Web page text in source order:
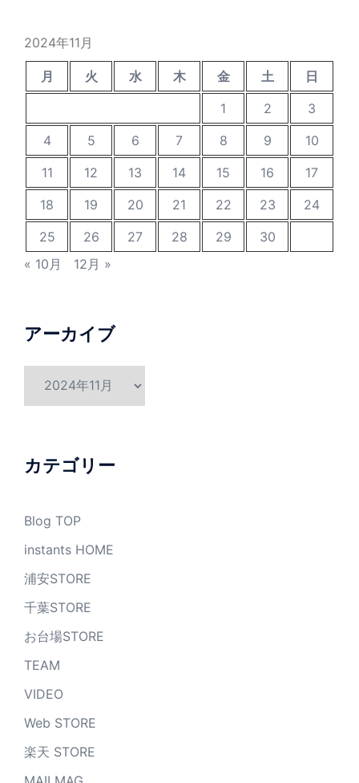
2024年11月
月 火 水 木 金 土
日
1
2
3
4
5 6 7 8 9
10
11
12 13 14 15 16
17
18
19 20 21 22 23
24
25
26 27 28 29
30
« 10月
12月 »
アーカイブ
ブ
カテゴリー
Blog TOP
instants HOME
浦安STORE
千葉STORE
お台場STORE
TEAM
VIDEO
Web STORE
楽天 STORE